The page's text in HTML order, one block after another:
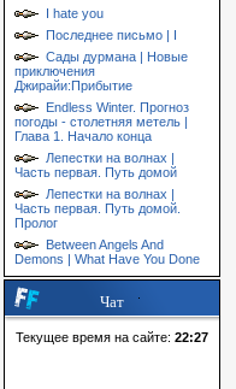
I hate you
Последнее письмо | I
Сады дурмана | Новые
приключения
Джирайи:Прибытие
Endless Winter. Прогноз
погоды - столетняя метель |
Глава 1. Начало конца
Лепестки на волнах |
Часть первая. Путь домой
Лепестки на волнах |
Часть первая. Путь домой.
Пролог
Between Angels And
Demons | What Have You Done
Чат
Текущее время на сайте: 22:27